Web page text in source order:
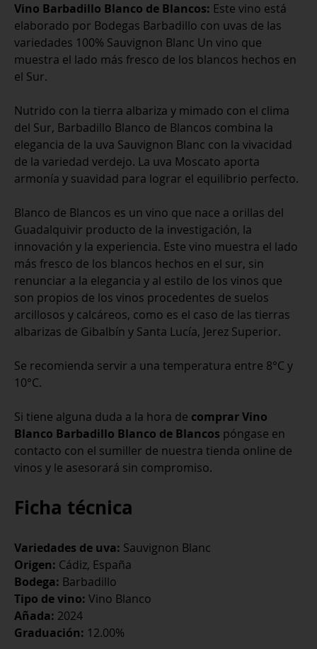
de
Blancos
cantidad
Vino Barbadillo Blanco de Blancos: Este vino está
elaborado por Bodegas Barbadillo con uvas de las
variedades 100% Sauvignon Blanc Un vino que
muestra el lado más fresco de los blancos hechos en
el Sur.
Nutrido con la tierra albariza y mimado con el clima
del Sur, Barbadillo Blanco de Blancos combina la
elegancia de la uva Sauvignon Blanc con la vivacidad
de la variedad verdejo. La uva Moscato aporta
armonía y suavidad para lograr el equilibrio perfecto.
Blanco de Blancos es un vino que nace a orillas del
Guadalquivir producto de la investigación, la
innovación y la experiencia. Este vino muestra el lado
más fresco de los blancos hechos en el sur, sin
renunciar a la elegancia y al estilo de los vinos que
son propios de los vinos procedentes de suelos
arcillosos y calcáreos, como es el caso de las tierras
albarizas de Gibalbín y Santa Lucía, Jerez Superior.
Se recomienda servir a una temperatura entre 8°C y
10°C.
Si tiene alguna duda a la hora de comprar Vino
Blanco Barbadillo Blanco de Blancos póngase en
contacto con el sumiller de nuestra tienda online de
vinos y le asesorará sin compromiso.
Ficha técnica
Variedades de uva: Sauvignon Blanc
Origen: Cádiz, España
Bodega: Barbadillo
Tipo de vino: Vino Blanco
Añada: 2024
Graduación: 12.00%